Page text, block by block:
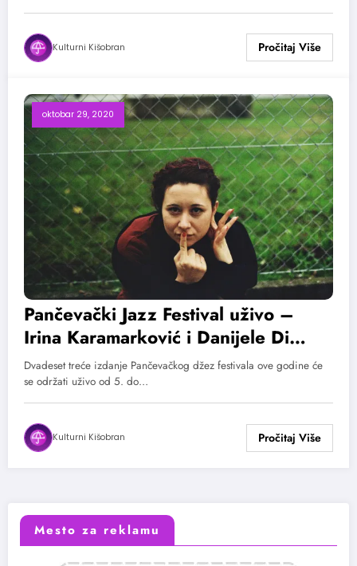
Kulturni Kišobran
oktobar 29, 2020
Pančevački Jazz Festival uživo –
Irina Karamarković i Danijele Di
Bonaventura na otvaranju 23.
Pančevačkog džez festivala
Dvadeset treće izdanje Pančevačkog džez festivala ove godine će
se održati uživo od 5. do…
Kulturni Kišobran
Mesto za reklamu